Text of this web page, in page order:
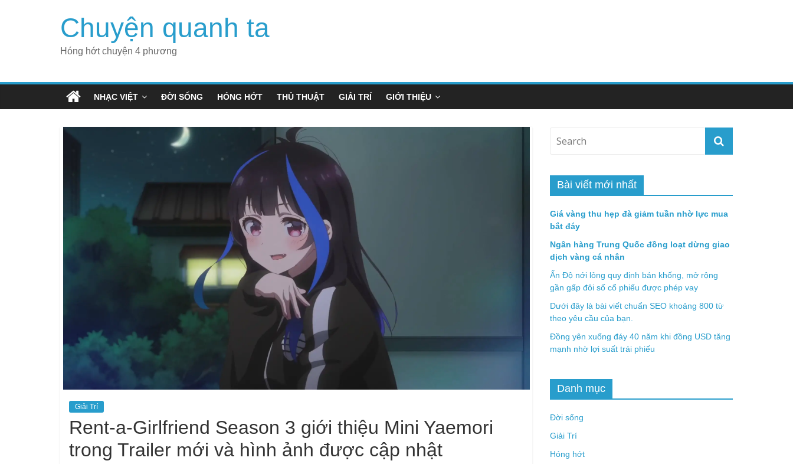
Chuyện quanh ta
Hóng hớt chuyện 4 phương
NHẠC VIỆT ĐỜI SỐNG HÓNG HỚT THỦ THUẬT GIẢI TRÍ GIỚI THIỆU
Giải Trí
Rent-a-Girlfriend Season 3 giới thiệu Mini Yaemori
trong Trailer mới và hình ảnh được cập nhật
Bài viết mới nhất
Giá vàng thu hẹp đà giảm tuần nhờ lực mua
bắt đáy
Ngân hàng Trung Quốc đồng loạt dừng giao
dịch vàng cá nhân
Ấn Độ nới lỏng quy định bán khống, mở rộng
gần gấp đôi số cổ phiếu được phép vay
Dưới đây là bài viết chuẩn SEO khoảng 800 từ
theo yêu cầu của bạn.
Đồng yên xuống đáy 40 năm khi đồng USD tăng
mạnh nhờ lợi suất trái phiếu
Danh mục
Đời sống
Giải Trí
Hóng hớt